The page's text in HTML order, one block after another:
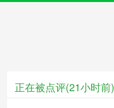
正在被点评(21小时前)